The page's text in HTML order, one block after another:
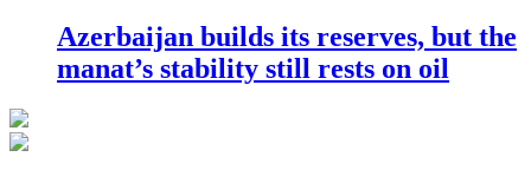
Azerbaijan builds its reserves, but the
manat’s stability still rests on oil